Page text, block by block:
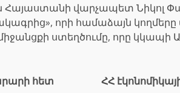
Հայաստանի վարչապետ Նիկոլ
որի համաձայն
ստեղծումը, որը կկապի
հետ
ՀՀ